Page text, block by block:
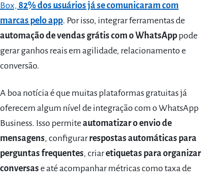
Box, 82% dos usuários já se comunicaram com
marcas pelo app. Por isso, integrar ferramentas de
automação de vendas grátis com o WhatsApp pode
gerar ganhos reais em agilidade, relacionamento e
conversão.
A boa notícia é que muitas plataformas gratuitas já
oferecem algum nível de integração com o WhatsApp
Business. Isso permiteautomatizar o envio de
mensagens, configurarrespostas automáticas para
perguntas frequentes, criaretiquetas para organizar
conversas e até acompanhar métricas como taxa de